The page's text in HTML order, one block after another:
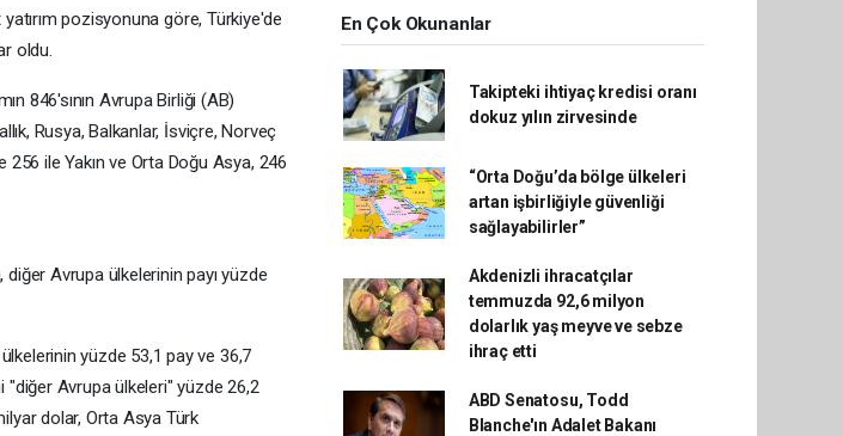
yatırım pozisyonuna göre, Türkiye'de
oldu.
846'sının Avrupa Birliği (AB)
Rusya, Balkanlar, İsviçre, Norveç
ile Yakın ve Orta Doğu Asya, 246
Avrupa ülkelerinin payı yüzde
ülkelerinin yüzde 53,1 pay ve 36,7
Avrupa ülkeleri" yüzde 26,2
dolar, Orta Asya Türk
En Çok Okunanlar
Takipteki ihtiyaç kredisi oranı
dokuz yılın zirvesinde
“Orta Doğu’da bölge ülkeleri
artan işbirliğiyle güvenliği
sağlayabilirler”
Akdenizli ihracatçılar
temmuzda 92,6 milyon
dolarlık yaş meyve ve sebze
ihraç etti
ABD Senatosu, Todd
Blanche'ın Adalet Bakanı